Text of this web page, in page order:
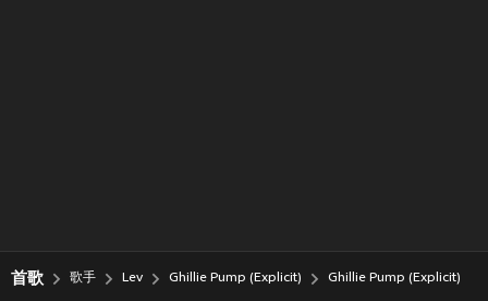
首歌 歌手 Lev Ghillie Pump (Explicit) Ghillie Pump (Explicit)